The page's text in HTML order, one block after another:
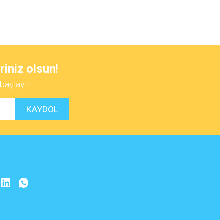
olsun!
KAYDOL